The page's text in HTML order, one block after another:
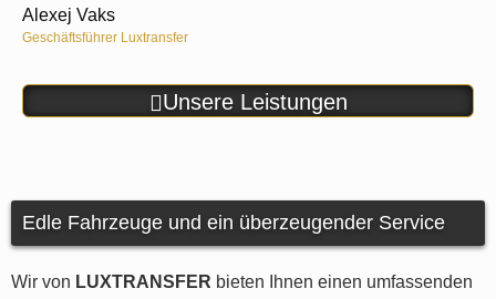
Alexej Vaks
Geschäftsführer Luxtransfer
Unsere Leistungen
Edle Fahrzeuge und ein überzeugender Service
Wir von LUXTRANSFER bieten Ihnen einen umfassenden